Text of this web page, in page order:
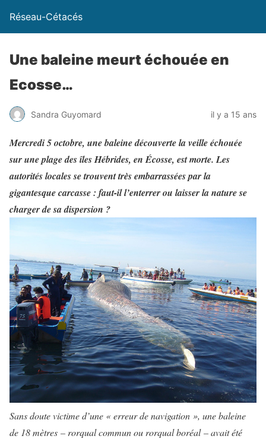
Réseau-Cétacés
Une baleine meurt échouée en
Ecosse…
Sandra Guyomard il y a 15 ans
Mercredi 5 octobre, une baleine découverte la veille échouée
sur une plage des îles Hébrides, en Écosse, est morte. Les
autorités locales se trouvent très embarrassées par la
gigantesque carcasse : faut-il l’enterrer ou laisser la nature se
charger de sa dispersion ?
Sans doute victime d’une « erreur de navigation », une baleine
de 18 mètres – rorqual commun ou rorqual boréal – avait été